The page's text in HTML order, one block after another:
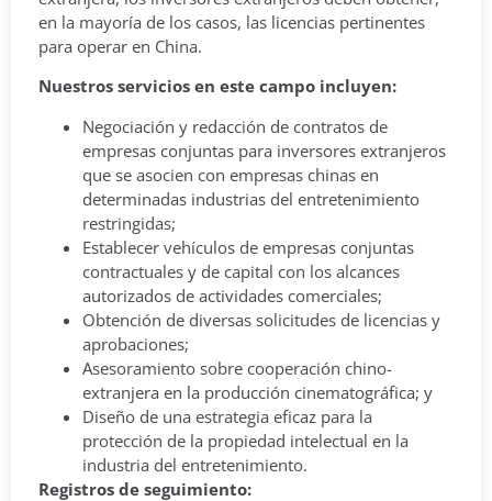
en la mayoría de los casos, las licencias pertinentes
para operar en China.
Nuestros servicios en este campo incluyen:
Negociación y redacción de contratos de
empresas conjuntas para inversores extranjeros
que se asocien con empresas chinas en
determinadas industrias del entretenimiento
restringidas;
Establecer vehículos de empresas conjuntas
contractuales y de capital con los alcances
autorizados de actividades comerciales;
Obtención de diversas solicitudes de licencias y
aprobaciones;
Asesoramiento sobre cooperación chino-
extranjera en la producción cinematográfica; y
Diseño de una estrategia eficaz para la
protección de la propiedad intelectual en la
industria del entretenimiento.
Registros de seguimiento: